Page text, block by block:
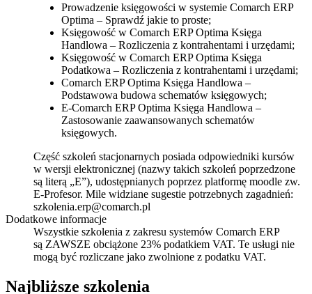
Prowadzenie księgowości w systemie Comarch ERP
Optima – Sprawdź jakie to proste;
Księgowość w Comarch ERP Optima Księga
Handlowa – Rozliczenia z kontrahentami i urzędami;
Księgowość w Comarch ERP Optima Księga
Podatkowa – Rozliczenia z kontrahentami i urzędami;
Comarch ERP Optima Księga Handlowa –
Podstawowa budowa schematów księgowych;
E-Comarch ERP Optima Księga Handlowa –
Zastosowanie zaawansowanych schematów
księgowych.
Część szkoleń stacjonarnych posiada odpowiedniki kursów
w wersji elektronicznej (nazwy takich szkoleń poprzedzone
są literą „E”), udostępnianych poprzez platformę moodle zw.
E-Profesor. Mile widziane sugestie potrzebnych zagadnień:
szkolenia.erp@comarch.pl
Dodatkowe informacje
Wszystkie szkolenia z zakresu systemów Comarch ERP
są ZAWSZE obciążone 23% podatkiem VAT. Te usługi nie
mogą być rozliczane jako zwolnione z podatku VAT.
Najbliższe szkolenia